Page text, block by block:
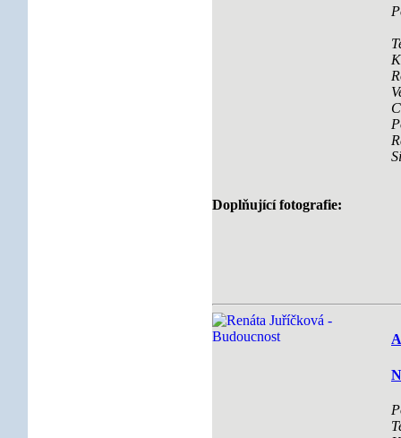
Doplňující fotografie: